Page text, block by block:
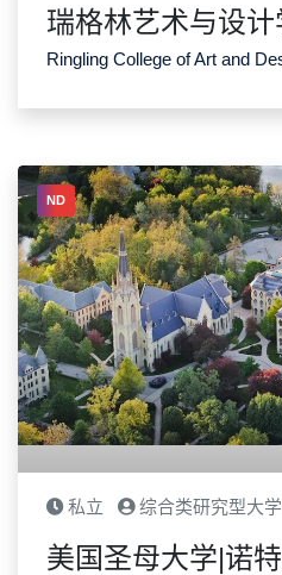
瑞格林艺术与设计
Ringling College of Art and
ND
私立 综合类研究型大学
美国圣母大学|诺